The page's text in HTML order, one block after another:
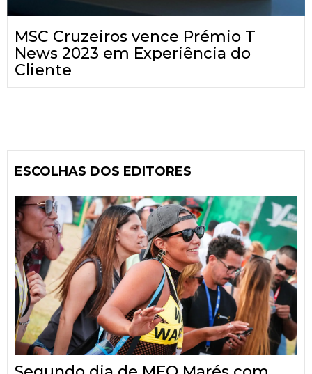
MSC Cruzeiros vence Prémio T
News 2023 em Experiência do
Cliente
ESCOLHAS DOS EDITORES